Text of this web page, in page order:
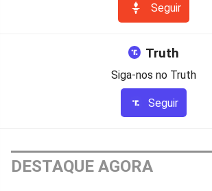
Seguir
Truth
Siga-nos no Truth
Seguir
DESTAQUE AGORA